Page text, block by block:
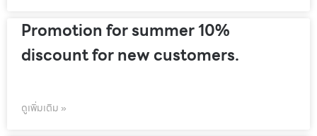
Promotion for summer 10%
discount for new customers.
ดูเพิ่มเติม »